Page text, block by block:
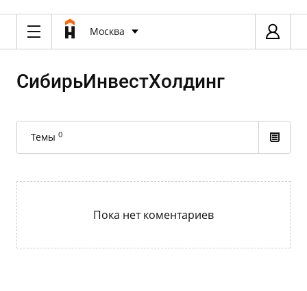
Москва
СибирьИнвестХолдинг
Темы 0
Пока нет коментариев